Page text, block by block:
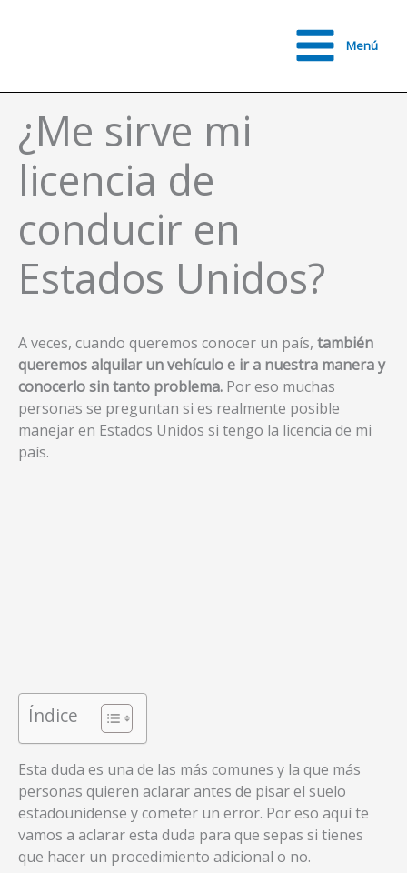
Main
Menú
¿Me sirve mi
licencia de
conducir en
Estados Unidos?
A veces, cuando queremos conocer un país, también
queremos alquilar un vehículo e ir a nuestra manera y
conocerlo sin tanto problema. Por eso muchas
personas se preguntan si es realmente posible
manejar en Estados Unidos si tengo la licencia de mi
país.
Índice
Esta duda es una de las más comunes y la que más
personas quieren aclarar antes de pisar el suelo
estadounidense y cometer un error. Por eso aquí te
vamos a aclarar esta duda para que sepas si tienes
que hacer un procedimiento adicional o no.